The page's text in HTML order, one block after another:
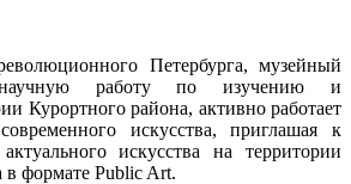
Петербурга, музейный
работу по изучению и
Курортного района, активно работает
искусства, приглашая к
искусства на территории
в формате Public Art.